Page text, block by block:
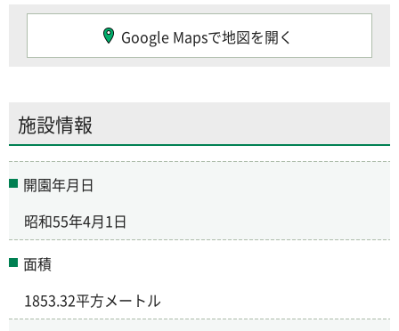
Google Mapsで地図を開く
施設情報
開園年月日
昭和55年4月1日
面積
1853.32平方メートル